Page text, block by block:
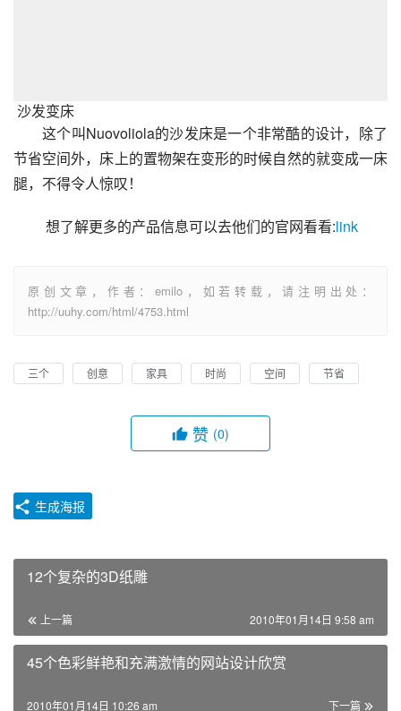
沙发变床
这个叫Nuovoliola的沙发床是一个非常酷的设计，除了
节省空间外，床上的置物架在变形的时候自然的就变成一床
腿，不得令人惊叹！
想了解更多的产品信息可以去他们的官网看看:link
原创文章，作者：emilo，如若转载，请注明出处：
http://uuhy.com/html/4753.html
三个 创意 家具 时尚 空间 节省
赞 (0)
生成海报
12个复杂的3D纸雕
上一篇 2010年01月14日 9:58 am
45个色彩鲜艳和充满激情的网站设计欣赏
下一篇
2010年01月14日 10:26 am